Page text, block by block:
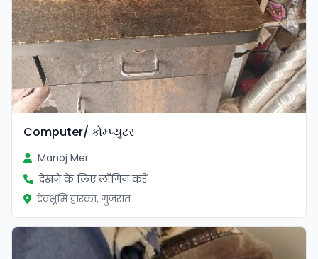
Computer/ કોમ્પ્યુટર
Manoj Mer
देखने के लिए लॉगिन करें
देवभूमि द्वारका, गुजरात